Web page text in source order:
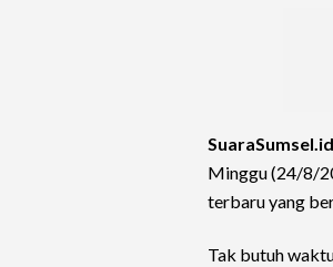
Minggu (24/8/
terbaru yang
Tak butuh